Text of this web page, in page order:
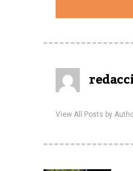
View All Posts by